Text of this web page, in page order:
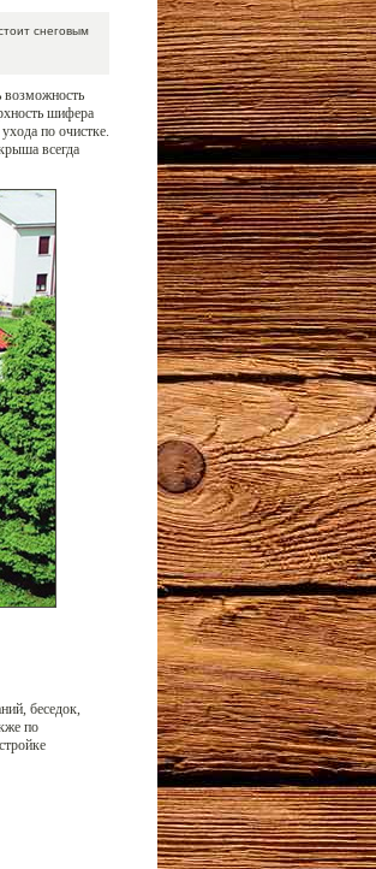
снеговым
возможность
шифера
по очистке.
всегда
беседок,
по